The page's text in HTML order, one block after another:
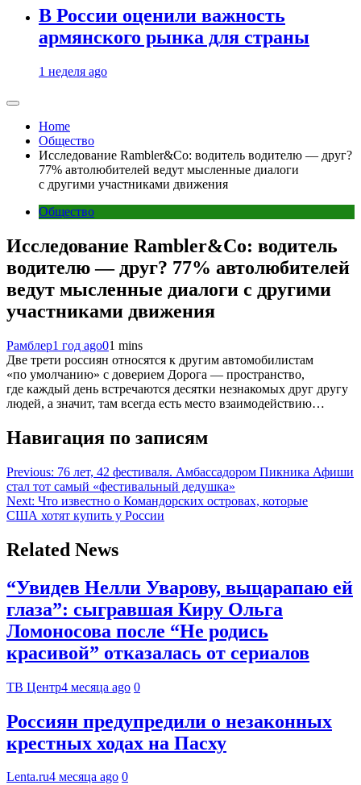
В России оценили важность
армянского рынка для страны
1 неделя ago
Home
Общество
Исследование Rambler&Co: водитель водителю — друг?
77% автолюбителей ведут мысленные диалоги
с другими участниками движения
Общество
Исследование Rambler&Co: водитель
водителю — друг? 77% автолюбителей
ведут мысленные диалоги с другими
участниками движения
Рамблер1 год ago01 mins
Две трети россиян относятся к другим автомобилистам
«по умолчанию» с доверием Дорога — пространство,
где каждый день встречаются десятки незнакомых друг другу
людей, а значит, там всегда есть место взаимодействию…
Навигация по записям
Previous: 76 лет, 42 фестиваля. Амбассадором Пикника Афиши
стал тот самый «фестивальный дедушка»
Next: Что известно о Командорских островах, которые
США хотят купить у России
Related News
“Увидев Нелли Уварову, выцарапаю ей
глаза”: сыгравшая Киру Ольга
Ломоносова после “Не родись
красивой” отказалась от сериалов
ТВ Центр4 месяца ago 0
Россиян предупредили о незаконных
крестных ходах на Пасху
Lenta.ru4 месяца ago 0